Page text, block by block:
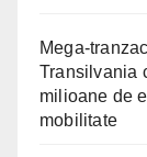
Mega-
Transilvania
milioane de
mobilitate